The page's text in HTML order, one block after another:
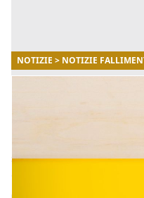
NOTIZIE > NOTIZIE
di un terreno
La rinuncia alla
strumento giuridico